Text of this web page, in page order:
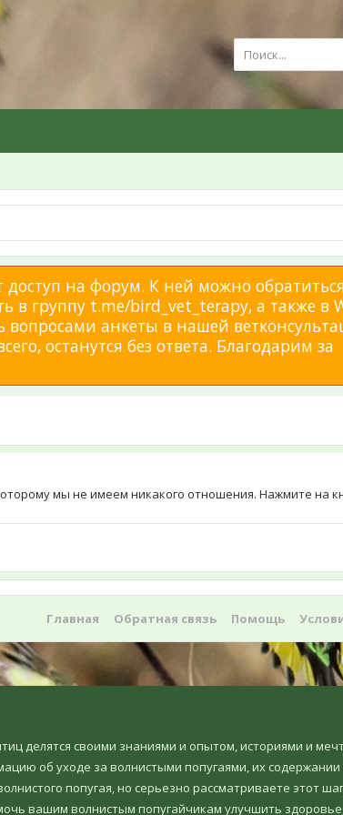
доступ на форум. К ней можно
в группу t.me/bird_vet_terapy, а также в
анкеты в нашей
останутся без ответа. Благодарим за
мы не имеем никакого отношения. Нажмите на
Главная Обратная связь Помощь
делятся своими знаниями и опытом, историями и
об уходе за волнистыми попугаями, их
попугая, но серьезно рассматриваете этот
вашим волнистым попугайчикам улучшить